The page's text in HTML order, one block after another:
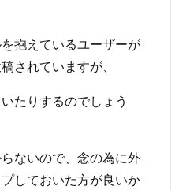
抱えているユーザーが
されていますが、
たりするのでしょう
ないので、念の為に外
しておいた方が良いか